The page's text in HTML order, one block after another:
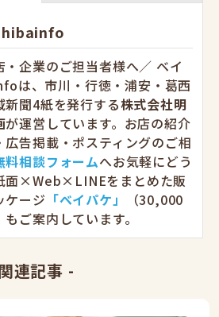
・企業のご担当者様へ／ ベイ
は、市川・行徳・浦安・葛西
新聞4紙を発行する株式会社明
が運営しています。お店の紹介
広告掲載・ポスティングのご相
料相談フォームへお気軽にどう
面×Web×LINEをまとめた販
ケージ 「ベイパケ」
（30,000
もご案内しています。
連記事 -